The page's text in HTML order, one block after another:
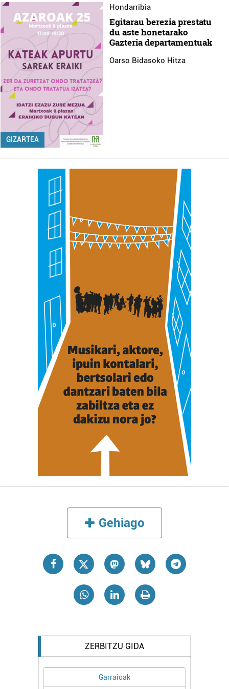
duten interes legitimoa eta horren aurka nola egin
dezakezun ikusteko.
Lortu zure datu pertsonalak prozesatzeko moduari
buruzko informazio gehiago eta ezarri zure lehentasunak
datuen atalean. Edozein unetan alda edo ken dezakezu
zure baimena Cookieen adierazpenean.
Webgune honek cookie propioak eta hirugarrenen cookie-
fitxategiak erabiltzen ditu. Zure esperientzia eta
zerbitzuak hobetzeko asmoz, cookie teknologiaz
baliatzen gara. Ohar hau onartuz gero, teknologia hori
irakurri
GIZARTEA
Hondarribia
Egitarau berezia prestatu
du aste honetarako
Gazteria departamentuak
Oarso Bidasoko Hitza
Gehiago
ZERBITZU GIDA
Osasungintza